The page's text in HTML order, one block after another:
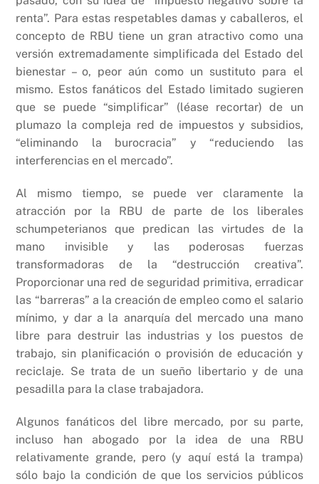
renta”. Para estas respetables damas y caballeros, el
concepto de RBU tiene un gran atractivo como una
versión extremadamente simplificada del Estado del
bienestar – o, peor aún como un sustituto para el
mismo. Estos fanáticos del Estado limitado sugieren
que se puede “simplificar” (léase recortar) de un
plumazo la compleja red de impuestos y subsidios,
“eliminando la burocracia” y “reduciendo las
interferencias en el mercado”.
Al mismo tiempo, se puede ver claramente la
atracción por la RBU de parte de los liberales
schumpeterianos que predican las virtudes de la
mano invisible y las poderosas fuerzas
transformadoras de la “destrucción creativa”.
Proporcionar una red de seguridad primitiva, erradicar
las “barreras” a la creación de empleo como el salario
mínimo, y dar a la anarquía del mercado una mano
libre para destruir las industrias y los puestos de
trabajo, sin planificación o provisión de educación y
reciclaje. Se trata de un sueño libertario y de una
pesadilla para la clase trabajadora.
Algunos fanáticos del libre mercado, por su parte,
incluso han abogado por la idea de una RBU
relativamente grande, pero (y aquí está la trampa)
sólo bajo la condición de que los servicios públicos